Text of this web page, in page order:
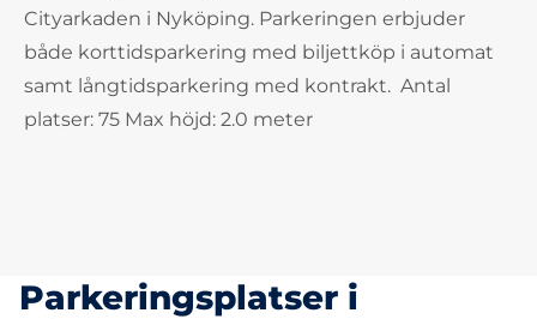
Cityarkaden i Nyköping. Parkeringen erbjuder
både korttidsparkering med biljettköp i automat
samt långtidsparkering med kontrakt. Antal
platser: 75 Max höjd: 2.0 meter
Parkeringsplatser i